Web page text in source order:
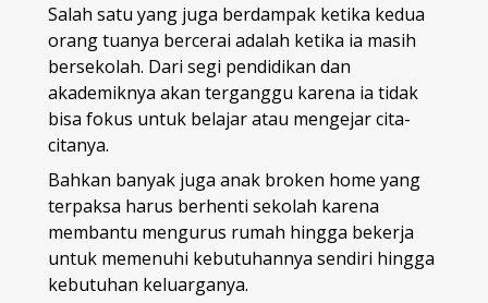
Salah satu yang juga berdampak ketika kedua
orang tuanya bercerai adalah ketika ia masih
bersekolah. Dari segi pendidikan dan
akademiknya akan terganggu karena ia tidak
bisa fokus untuk belajar atau mengejar cita-
citanya.
Bahkan banyak juga anak broken home yang
terpaksa harus berhenti sekolah karena
membantu mengurus rumah hingga bekerja
untuk memenuhi kebutuhannya sendiri hingga
kebutuhan keluarganya.